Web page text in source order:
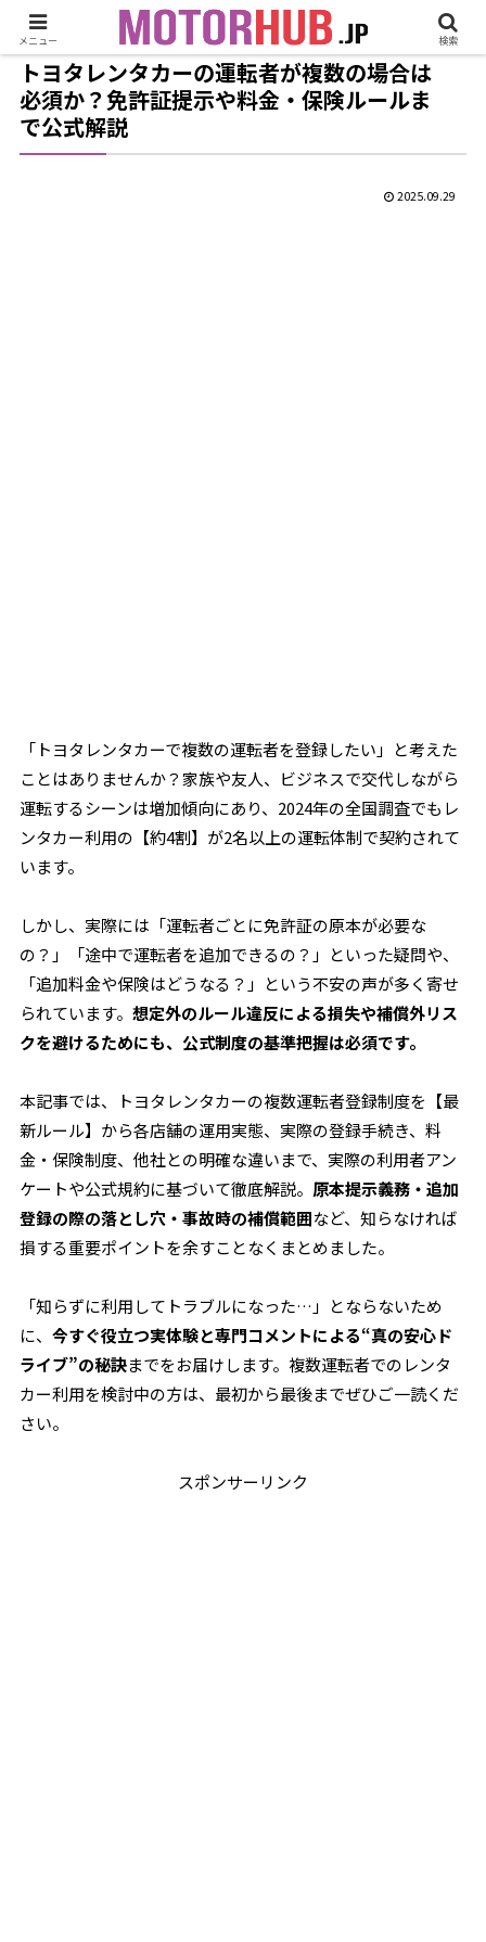
トヨタレンタカーの運転者が複数の場合は
必須か？免許証提示や料金・保険ルールま
で公式解説
2025.09.29
「トヨタレンタカーで複数の運転者を登録したい」と考えた
ことはありませんか？家族や友人、ビジネスで交代しながら
運転するシーンは増加傾向にあり、2024年の全国調査でもレ
ンタカー利用の【約4割】が2名以上の運転体制で契約されて
います。
しかし、実際には「運転者ごとに免許証の原本が必要な
の？」「途中で運転者を追加できるの？」といった疑問や、
「追加料金や保険はどうなる？」という不安の声が多く寄せ
られています。想定外のルール違反による損失や補償外リス
クを避けるためにも、公式制度の基準把握は必須です。
本記事では、トヨタレンタカーの複数運転者登録制度を【最
新ルール】から各店舗の運用実態、実際の登録手続き、料
金・保険制度、他社との明確な違いまで、実際の利用者アン
ケートや公式規約に基づいて徹底解説。 原本提示義務・追加
登録の際の落とし穴・事故時の補償範囲など、知らなければ
損する重要ポイントを余すことなくまとめました。
「知らずに利用してトラブルになった…」とならないため
に、今すぐ役立つ実体験と専門コメントによる“真の安心ド
ライブ”の秘訣までをお届けします。複数運転者でのレンタ
カー利用を検討中の方は、最初から最後までぜひご一読くだ
さい。
スポンサーリンク
メニュー 検索